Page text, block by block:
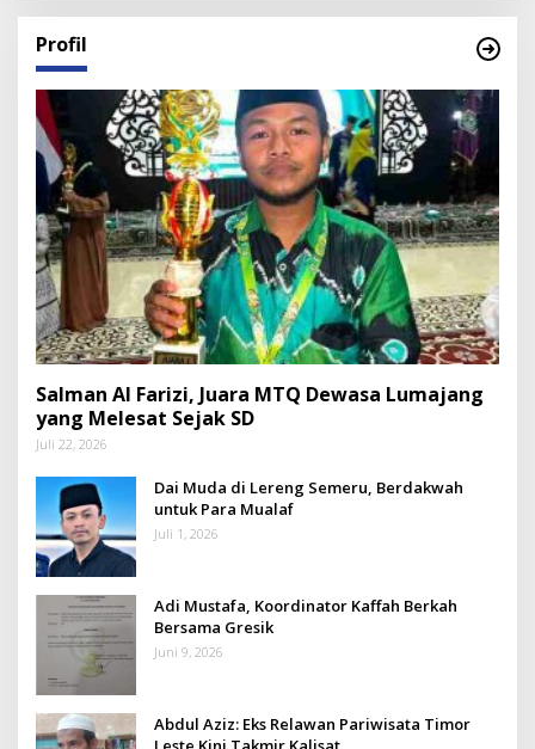
Profil
Salman Al Farizi, Juara MTQ Dewasa Lumajang
yang Melesat Sejak SD
Juli 22, 2026
Dai Muda di Lereng Semeru, Berdakwah
untuk Para Mualaf
Juli 1, 2026
Adi Mustafa, Koordinator Kaffah Berkah
Bersama Gresik
Juni 9, 2026
Abdul Aziz: Eks Relawan Pariwisata Timor